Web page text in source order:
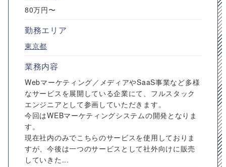
80万円〜
勤務エリア
東京都
業務内容
Webマーケティング／メディアやSaaS事業など多様
なサービスを展開している企業にて、フルスタック
エンジニアとして参画していただきます。
今回はWEBマーケティングシステムの開発となりま
す。
現在社内のみでこちらのサービスを使用しておりま
すが、今後は一つのサービスとして社外向けに販売
していきた...